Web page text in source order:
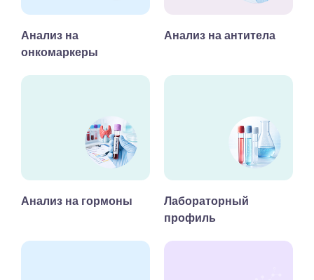
Анализ на
онкомаркеры
Анализ на антитела
Анализ на гормоны
Лабораторный
профиль